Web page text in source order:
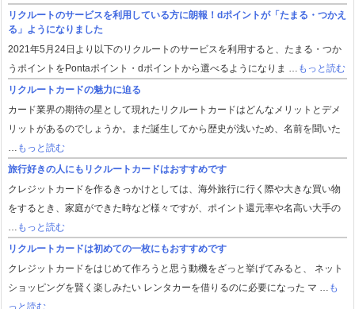
リクルートのサービスを利用している方に朗報！dポイントが「たまる・つかえ
る」ようになりました
2021年5月24日より以下のリクルートのサービスを利用すると、たまる・つか
うポイントをPontaポイント・dポイントから選べるようになりま …
もっと読む
リクルートカードの魅力に迫る
カード業界の期待の星として現れたリクルートカードはどんなメリットとデメ
リットがあるのでしょうか。まだ誕生してから歴史が浅いため、名前を聞いた
もっと読む
旅行好きの人にもリクルートカードはおすすめです
クレジットカードを作るきっかけとしては、海外旅行に行く際や大きな買い物
をするとき、家庭ができた時など様々ですが、ポイント還元率や名高い大手の
もっと読む
リクルートカードは初めての一枚にもおすすめです
クレジットカードをはじめて作ろうと思う動機をざっと挙げてみると、 ネット
ショッピングを賢く楽しみたい レンタカーを借りるのに必要になった マ …
も
っと読む